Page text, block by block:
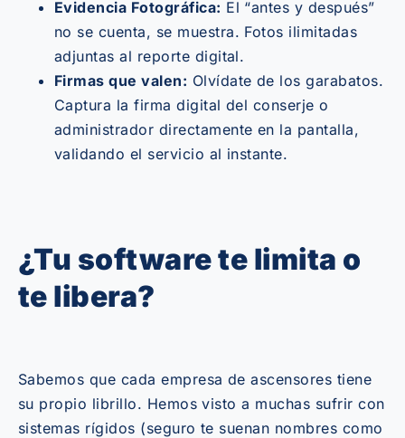
Evidencia Fotográfica: El “antes y después”
no se cuenta, se muestra. Fotos ilimitadas
adjuntas al reporte digital.
Firmas que valen: Olvídate de los garabatos.
Captura la firma digital del conserje o
administrador directamente en la pantalla,
validando el servicio al instante.
¿Tu software te limita o
te libera?
Sabemos que cada empresa de ascensores tiene
su propio librillo. Hemos visto a muchas sufrir con
sistemas rígidos (seguro te suenan nombres como